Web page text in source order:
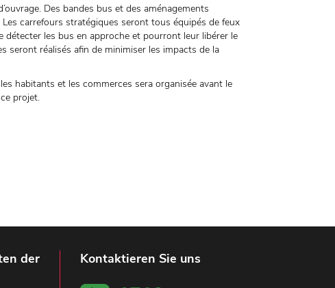
Des bandes bus et des aménagements
carrefours stratégiques seront tous équipés de feux
détecter les bus en approche et pourront leur libérer le
seront réalisés afin de minimiser les impacts de la
habitants et les commerces sera organisée avant le
projet.
der
Kontaktieren Sie uns